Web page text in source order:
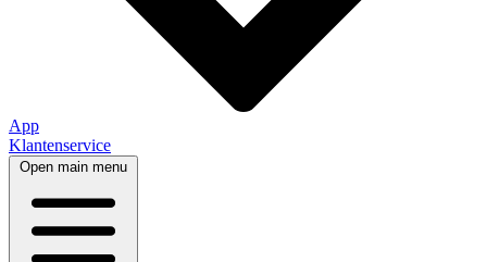
App
Klantenservice
Open main menu